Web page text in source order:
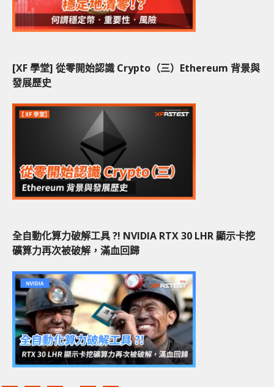
[XF 學堂] 從零開始認識 Crypto（三）Ethereum 背景與
發展歷史
全自動化算力破解工具 ?! NVIDIA RTX 30 LHR 顯示卡挖
礦算力再次被破解，滿血回歸